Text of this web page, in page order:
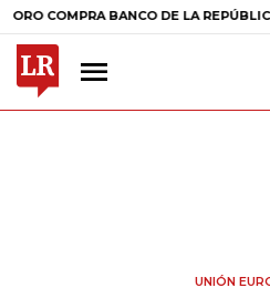
BANCO DE LA REPÚBLICA $
UNIÓN